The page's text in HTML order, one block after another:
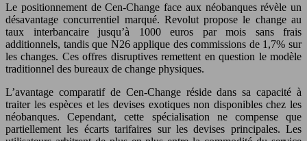
Le positionnement de Cen-Change face aux néobanques révèle un
désavantage concurrentiel marqué. Revolut propose le change au
taux interbancaire jusqu’à 1000 euros par mois sans frais
additionnels, tandis que N26 applique des commissions de 1,7% sur
les changes. Ces offres disruptives remettent en question le modèle
traditionnel des bureaux de change physiques.
L’avantage comparatif de Cen-Change réside dans sa capacité à
traiter les espèces et les devises exotiques non disponibles chez les
néobanques. Cependant, cette spécialisation ne compense que
partiellement les écarts tarifaires sur les devises principales. Les